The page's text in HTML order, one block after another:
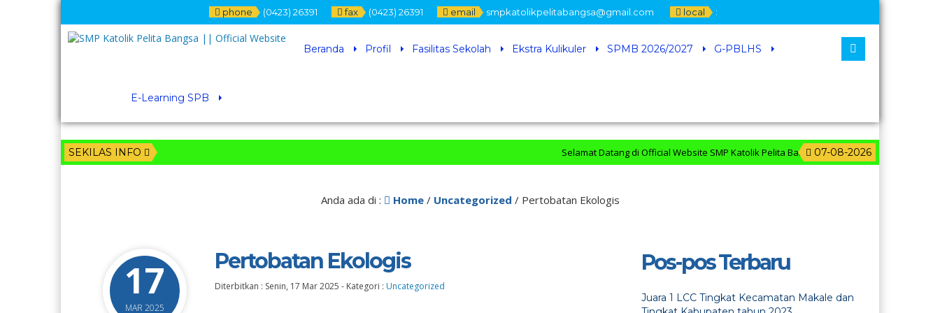
phone (0423) 26391 fax (0423) 26391 email smpkatolikpelitabangsa@gmail.com local :
Beranda Profil Fasilitas Sekolah Ekstra Kulikuler SPMB 2026/2027 G-PBLHS
E-Learning SPB
SEKILAS INFO 07-08-2026
Selamat Datang di Official Website SMP Katolik Pelita Bangsa
Anda ada di : Home/ Uncategorized / Pertobatan Ekologis
17
MAR 2025
Pertobatan Ekologis
Diterbitkan : Senin, 17 Mar 2025 - Kategori : Uncategorized
Pos-pos Terbaru
Juara 1 LCC Tingkat Kecamatan Makale dan